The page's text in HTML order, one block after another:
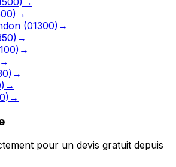
) →
(01300) →
) →
) →
→
) →
) →
) →
pour un devis gratuit depuis